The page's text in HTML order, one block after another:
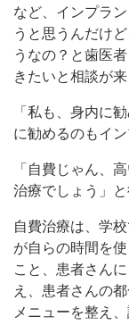
など、インプラ
うと思うんだけ
うなの？と歯医
きたいと相談が来
「私も、身内に
に勧めるのもイ
「自費じゃん、
治療でしょう」
自費治療は、学
が自らの時間を
こと、患者さん
え、患者さんの
メニューを整え